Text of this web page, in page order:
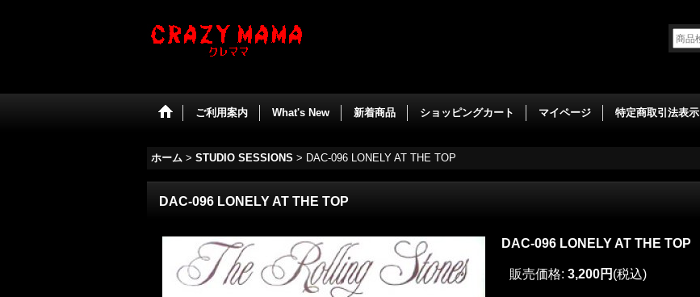
ご利用案内 What's New 新着商品 ショッピングカート マイページ 特定商取引法表示
ホーム > STUDIO SESSIONS > DAC-096 LONELY AT THE TOP
DAC-096 LONELY AT THE TOP
DAC-096 LONELY AT THE TOP
販売価格: 3,200円 (税込)